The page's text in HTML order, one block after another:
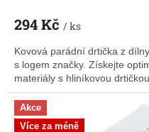
294 Kč / ks
Kovová parádní drtička z
s logem značky. Získejte
materiály s hliníkovou
Akce
Více za méně